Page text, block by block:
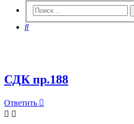
Поиск
СДК пр.188
Ответить
Ответить